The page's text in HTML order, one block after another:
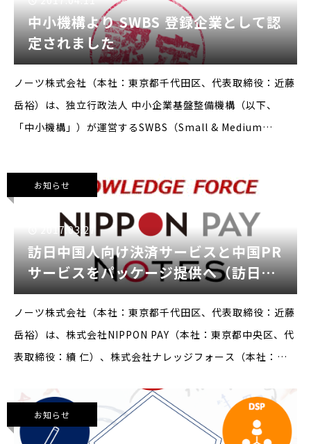
中小機構より SWBS 登録企業として認
定されました
ノーツ株式会社（本社：東京都千代田区、代表取締役：近藤
岳裕）は、独立行政法人 中小企業基盤整備機構（以下、
「中小機構」）が運営するSWBS（Small & Medium
れたことをお知らせいたします。ノーツ株式
お知らせ
2017.03.27
訪日中国人向け決済サービスと中国PR
サービスをパッケージ提供へ（訪日中
国人旅行客の店舗への集客を全面的に
バックアップ）
ノーツ株式会社（本社：東京都千代田区、代表取締役：近藤
岳裕）は、株式会社NIPPON PAY（本社：東京都中央区、代
表取締役：續 仁）、株式会社ナレッジフォース（本社：東
行者の集客促進を目的として、国内での決済サービスと中国
国
お知らせ